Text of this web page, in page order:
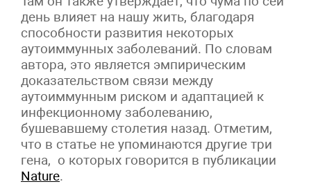
день влияет на нашу жить, благодаря
способности развития некоторых
аутоиммунных заболеваний. По словам
автора, это является эмпирическим
доказательством связи между
аутоиммунным риском и адаптацией к
инфекционному заболеванию,
бушевавшему столетия назад. Отметим,
что в статье не упоминаются другие три
гена, о которых говорится в публикации
Nature.